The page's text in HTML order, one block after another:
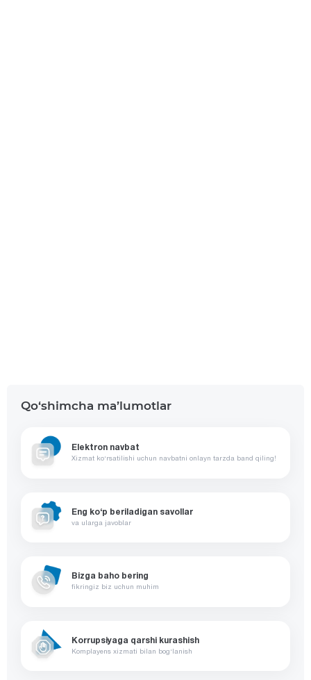
Qo‘shimcha ma’lumotlar
Elektron navbat
Xizmat ko‘rsatilishi uchun navbatni onlayn tarzda band qiling!
Eng ko‘p beriladigan savollar
va ularga javoblar
Bizga baho bering
fikringiz biz uchun muhim
Korrupsiyaga qarshi kurashish
Komplayens xizmati bilan bog‘lanish